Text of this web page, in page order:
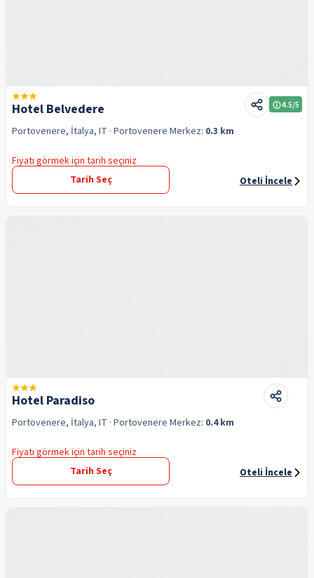
Hotel Belvedere 4.5/5
Portovenere, İtalya, IT · Portovenere Merkez: 0.3 km
Fiyatı görmek için tarih seçiniz
Tarih Seç
Oteli İncele
Hotel Paradiso
Portovenere, İtalya, IT · Portovenere Merkez: 0.4 km
Fiyatı görmek için tarih seçiniz
Tarih Seç
Oteli İncele